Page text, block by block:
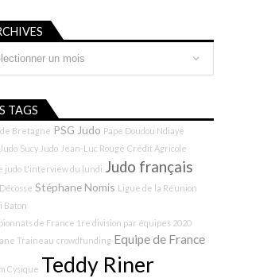
TAGS
Bretagne PSG Judo Pape Doudou Ndiaye
Sucy Judo Jean-Luc Rougé Crédit Agricole
judo L'interview du lundi Judo français
Stéphane Nomis Ligue de la Réunion
Baton
de France 1re division par équipes 2020
Traineau crowdfunding Equipe de France
Cysique Teddy Riner